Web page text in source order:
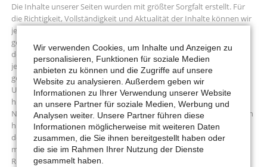
Die Inhalte unserer Seiten wurden mit größter Sorgfalt erstellt. Für
die Richtigkeit, Vollständigkeit und Aktualität der Inhalte können wir
jedoch keine Gewähr übernehmen. Als Diensteanbieter sind wir
gemäß Telemediengesetz für eigene Inhalte auf diesen Seiten nach
den allgemeinen Gesetzen verantwortlich. Diensteanbieter sind
jedoch nicht verpflichtet, die von ihnen übermittelten oder
gespeicherten fremden Informationen zu überwachen oder nach
Umständen zu forschen, die auf eine rechtswidrige Tätigkeit
hinweisen. Verpflichtungen zur Entfernung oder Sperrung der
Nutzung von Informationen nach den allgemeinen Gesetzen bleiben
hiervon unberührt. Eine diesbezügliche Haftung ist jedoch erst ab
dem Zeitpunkt der Kenntnis einer konkreten Rechtsverletzung
möglich. Bei bekannt werden von entsprechenden
Rechtsverletzungen werden wir diese Inhalte umgehend entfernen.
Wir verwenden Cookies, um Inhalte und Anzeigen zu
personalisieren, Funktionen für soziale Medien
anbieten zu können und die Zugriffe auf unsere
Website zu analysieren. Außerdem geben wir
Informationen zu Ihrer Verwendung unserer Website
an unsere Partner für soziale Medien, Werbung und
Analysen weiter. Unsere Partner führen diese
Informationen möglicherweise mit weiteren Daten
zusammen, die Sie ihnen bereitgestellt haben oder
die sie im Rahmen Ihrer Nutzung der Dienste
gesammelt haben.